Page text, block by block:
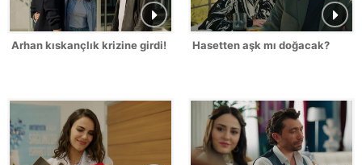
Arhan kıskançlık krizine girdi! Hasetten aşk mı doğacak?